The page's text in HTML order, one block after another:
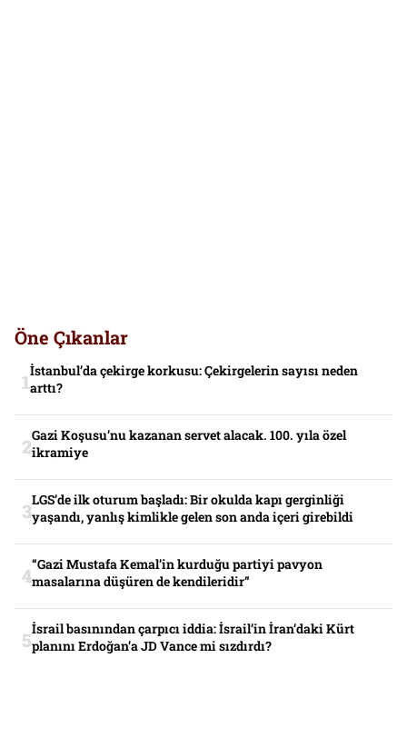
Öne Çıkanlar
İstanbul’da çekirge korkusu: Çekirgelerin sayısı neden
arttı?
Gazi Koşusu’nu kazanan servet alacak. 100. yıla özel
ikramiye
LGS’de ilk oturum başladı: Bir okulda kapı gerginliği
yaşandı, yanlış kimlikle gelen son anda içeri girebildi
“Gazi Mustafa Kemal’in kurduğu partiyi pavyon
masalarına düşüren de kendileridir”
İsrail basınından çarpıcı iddia: İsrail’in İran’daki Kürt
planını Erdoğan’a JD Vance mi sızdırdı?